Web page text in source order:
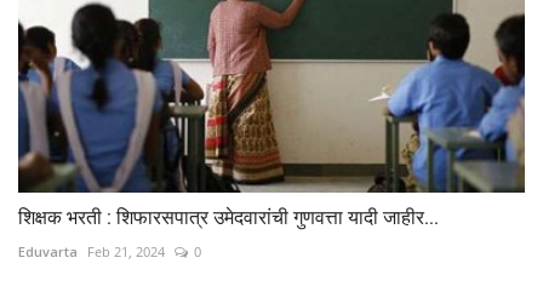
शिक्षक भरती : शिफारसपात्र उमेदवारांची गुणवत्ता यादी जाहीर...
Eduvarta Feb 21, 2024 0